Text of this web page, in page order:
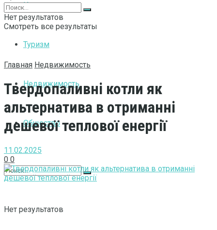
Интернет
Туризм
Недвижимость
Общество
Нет результатов
Нет результатов
Смотреть все результаты
Главная Недвижимость
Твердопаливні котли як
альтернатива в отриманні
дешевої теплової енергії
11.02.2025
0 0